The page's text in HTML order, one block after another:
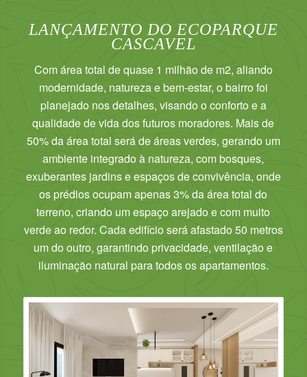
LANÇAMENTO DO ECOPARQUE
CASCAVEL
Com área total de quase 1 milhão de m2, aliando
modernidade, natureza e bem-estar, o bairro foi
planejado nos detalhes, visando o conforto e a
qualidade de vida dos futuros moradores. Mais de
50% da área total será de áreas verdes, gerando um
ambiente integrado à natureza, com bosques,
exuberantes jardins e espaços de convivência, onde
os prédios ocupam apenas 3% da área total do
terreno, criando um espaço arejado e com muito
verde ao redor. Cada edifício será afastado 50 metros
um do outro, garantindo privacidade, ventilação e
iluminação natural para todos os apartamentos.